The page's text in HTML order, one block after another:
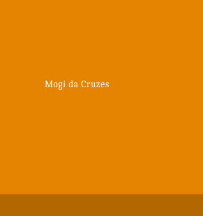
Mogi da Cruzes